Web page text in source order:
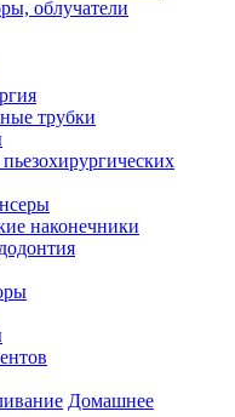
облучатели
трубки
наконечники
Домашнее